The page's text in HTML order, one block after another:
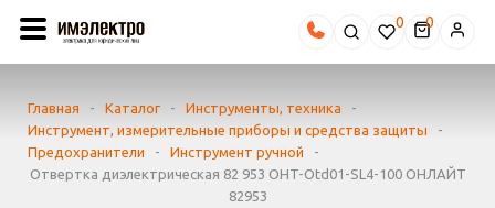
0
Главная - Каталог - Инструменты, техника
-
Инструмент, измерительные приборы и средства защиты
-
Предохранители
- Инструмент ручной
-
Отвертка диэлектрическая 82 953 OHT-Otd01-SL4-100 ОНЛАЙТ
82953